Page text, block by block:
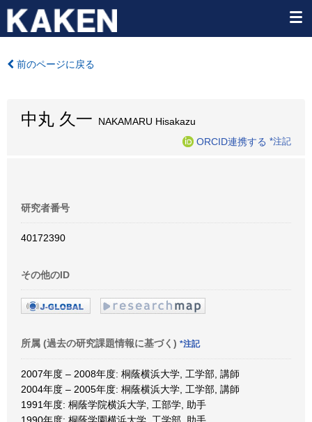
前のページに戻る
中丸 久一 NAKAMARU Hisakazu
ORCID連携する *注記
研究者番号
40172390
その他のID
所属 (過去の研究課題情報に基づく) *注記
2007年度 – 2008年度: 桐蔭横浜大学, 工学部, 講師
2004年度 – 2005年度: 桐蔭横浜大学, 工学部, 講師
1991年度: 桐蔭学院横浜大学, 工部学, 助手
1990年度: 桐蔭学園横浜大学, 工学部, 助手